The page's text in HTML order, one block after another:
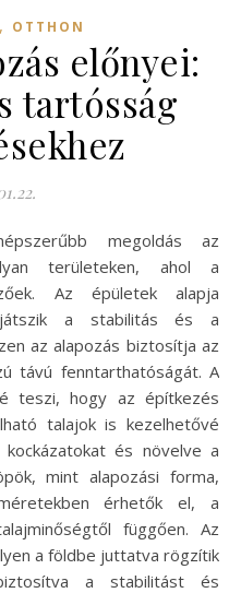
, OTTHON
előnyei:
tartósság
területeken, ahol a
Az épületek alapja
játszik a stabilitás és a
az alapozás biztosítja az
távú fenntarthatóságát. A
teszi, hogy az építkezés
talajok is kezelhetővé
és növelve a
mint alapozási forma,
érhetők el, a
függően. Az
a földbe juttatva rögzítik
a stabilitást és